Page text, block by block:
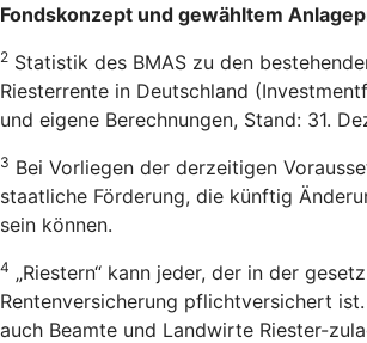
Fondskonzept und gewähltem
2 Statistik des BMAS zu den
Riesterrente in Deutschland
und eigene Berechnungen, Stand: 31.
3 Bei Vorliegen der derzeitigen
staatliche Förderung, die künftig
sein können.
4 „Riestern“ kann jeder, der in der
Rentenversicherung pflichtversichert
auch Beamte und Landwirte Riester-